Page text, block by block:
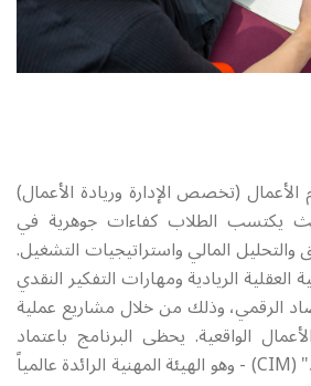
الأعمال (تخصص الإدارة وريادة الأعمال)
يكتسب الطلاب كفاءات جوهرية في
والتحليل المالي واستراتيجيات التشغيل.
العقلية الريادية ومهارات التفكير النقدي
الرقمي، وذلك من خلال مشاريع عملية
الواقعية. يحظى البرنامج باعتماد
"معهد التسويق المعتمد" (CIM) - وهو الهيئة المهنية الرائدة عالمياً